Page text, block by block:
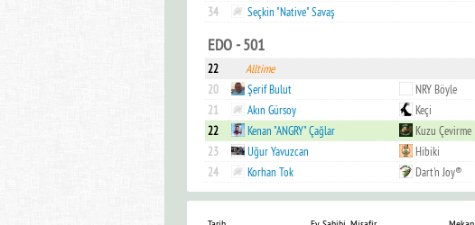
34
Seçkin "Native" Savaş
EDO - 501
22 Alltime
20
Şerif Bulut NRY Böyle
21
Akın Gürsoy Keçi
22
Kenan "ANGRY" Çağlar Kuzu Çevirme
23
Uğur Yavuzcan Hibiki
24
Korhan Tok Dart'n Joy®